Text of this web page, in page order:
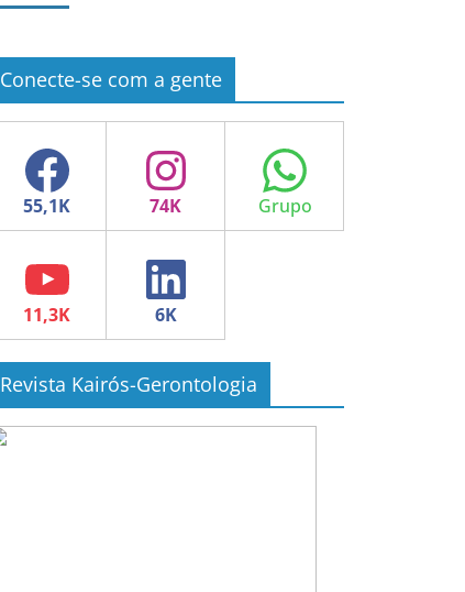
Conecte-se com a gente
Facebook Instagram WhatsApp
YouTube LinkedIn
Revista Kairós-Gerontologia